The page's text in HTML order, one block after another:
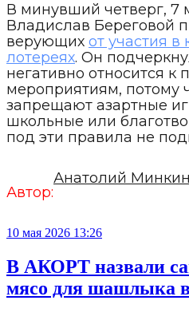
В минувший четверг, 7
Владислав Береговой
верующих от участия в
лотереях. Он
негативно относится к
мероприятиям, потому
запрещают азартные
школьные или
под эти правила не
Автор:
Анатолий Минкин
10 мая 2026 13:26
В АКОРТ назвали
мясо для шашлыка